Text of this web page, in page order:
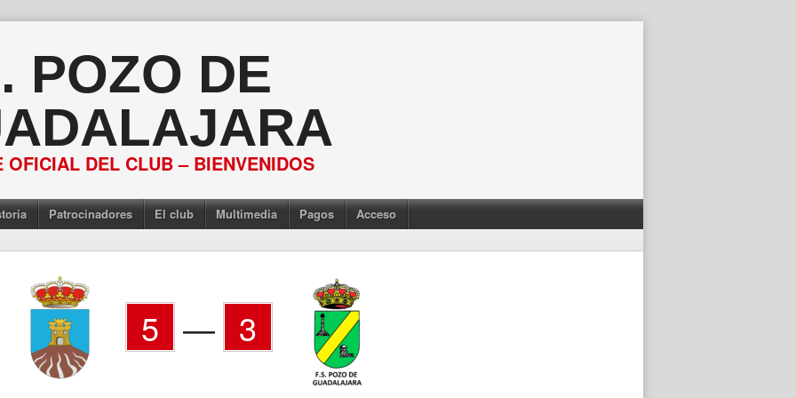
POZO DE
OFICIAL DEL CLUB – BIENVENIDOS
Patrocinadores El club Multimedia Pagos Acceso
5 — 3